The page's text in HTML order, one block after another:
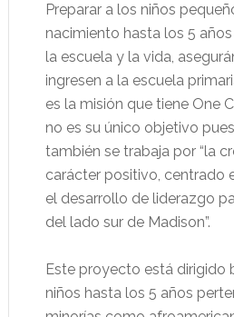
Preparar a los niños
nacimiento hasta los 5
la escuela y la vida,
ingresen a la escuela
es la misión que tiene One
no es su único objetivo
también se trabaja por “la
carácter positivo, centrado
el desarrollo de liderazgo
del lado sur de Madison”.
Este proyecto está dirigido
niños hasta los 5 años